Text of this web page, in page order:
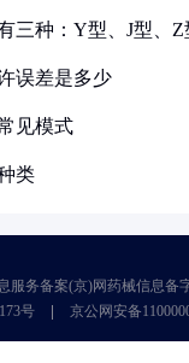
三种：Y型、J型、Z
误差是多少
见模式
类
服务备案(京)网药械信息备
号
京公网安备